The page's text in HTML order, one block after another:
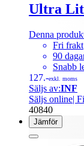
Ultra
Denna
Fri frakt
90
Snabb
127.-exkl. moms
Säljs av:INF
Säljs online|
40840
Jämför